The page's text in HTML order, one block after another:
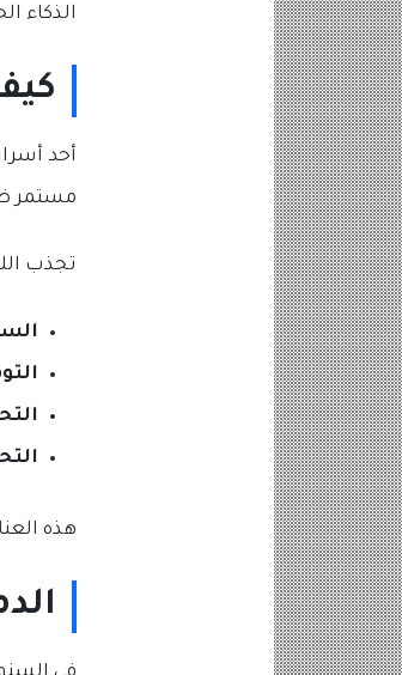
الذكاء
أحد
مستمر
تجذب
هذه